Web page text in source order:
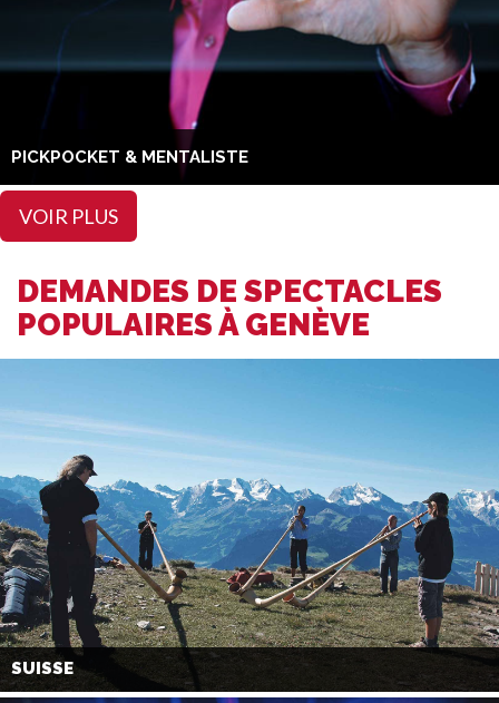
PICKPOCKET & MENTALISTE
VOIR PLUS
DEMANDES DE SPECTACLES
POPULAIRES À GENÈVE
SUISSE